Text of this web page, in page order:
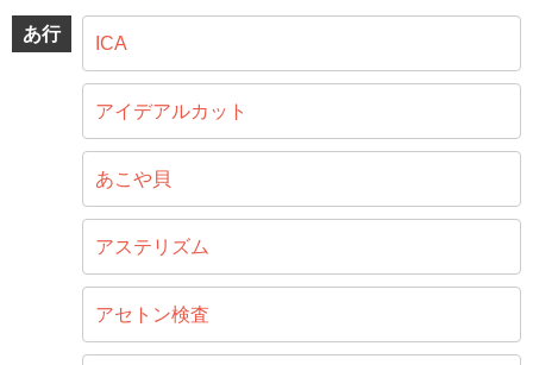
あ行 ICA
アイデアルカット
あこや貝
アステリズム
アセトン検査